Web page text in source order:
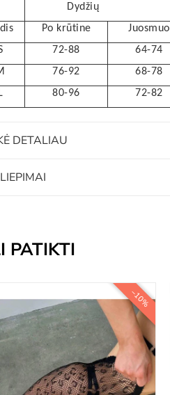
Dydžių
Po krūtine
Juosmuo
72-88
64-74
76-92
68-78
L
80-96 72-82
DETALIAU
PATIKTI
−10%